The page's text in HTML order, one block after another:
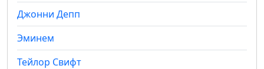
Джонни Депп
Эминем
Тейлор Свифт